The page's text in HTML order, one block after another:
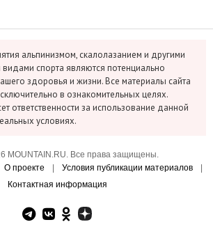
альпинизмом, скалолазанием и другими
видами спорта являются потенциально
здоровья и жизни. Все материалы сайта
в ознакомительных целях.
ответственности за использование данной
условиях.
MOUNTAIN.RU. Все права защищены.
О проекте Условия публикации материалов
Контактная информация